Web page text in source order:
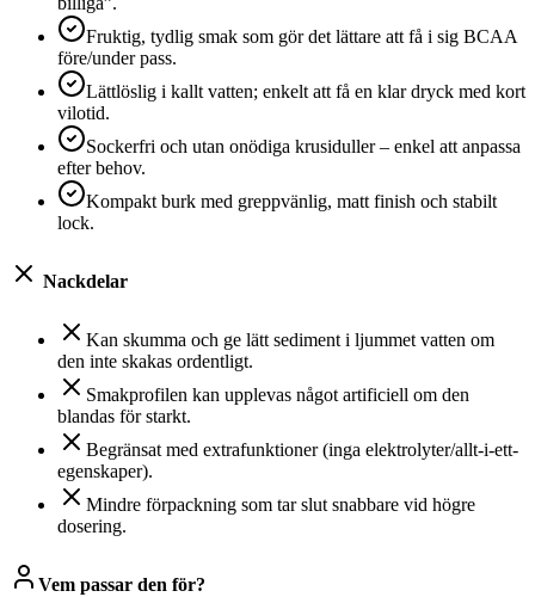
Fruktig, tydlig smak som gör det lättare att få i sig BCAA
före/under pass.
Lättlöslig i kallt vatten; enkelt att få en klar dryck med kort
vilotid.
Sockerfri och utan onödiga krusiduller – enkel att anpassa
efter behov.
Kompakt burk med greppvänlig, matt finish och stabilt
lock.
Nackdelar
Kan skumma och ge lätt sediment i ljummet vatten om
den inte skakas ordentligt.
Smakprofilen kan upplevas något artificiell om den
blandas för starkt.
Begränsat med extrafunktioner (inga elektrolyter/allt-i-ett-
egenskaper).
Mindre förpackning som tar slut snabbare vid högre
dosering.
Vem passar den för?